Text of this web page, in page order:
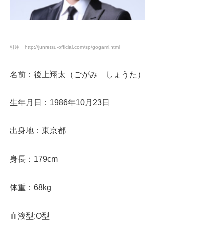
引用 http://junretsu-official.com/sp/gogami.html
名前：後上翔太（ごがみ しょうた）
生年月日：1986年10月23日
出身地：東京都
身長：179cm
体重：68kg
血液型:O型